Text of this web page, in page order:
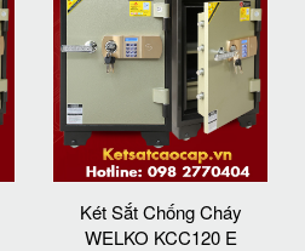
Két Sắt Chống Cháy
WELKO KCC120 E